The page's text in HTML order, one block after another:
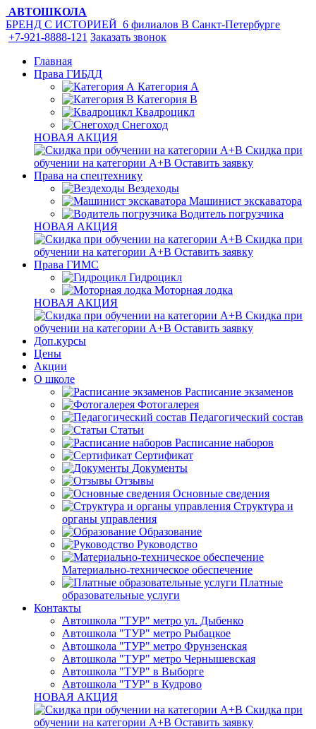
АВТОШКОЛА
БРЕНД С ИСТОРИЕЙ 6 филиалов В Санкт-Петербурге
+7-921-8888-121 Заказать звонок
Главная
Права ГИБДД
Категория A
Категория B
Квадроцикл
Снегоход
НОВАЯ АКЦИЯ
Скидка при
обучении на категории А+В Оставить заявку
Права на спецтехнику
Вездеходы
Машинист экскаватора
Водитель погрузчика
НОВАЯ АКЦИЯ
Скидка при
обучении на категории А+В Оставить заявку
Права ГИМС
Гидроцикл
Моторная лодка
НОВАЯ АКЦИЯ
Скидка при
обучении на категории А+В Оставить заявку
Доп.курсы
Цены
Акции
О школе
Расписание экзаменов
Фотогалерея
Педагогический состав
Статьи
Расписание наборов
Сертификат
Документы
Отзывы
Основные сведения
Структура и
органы управления
Образование
Руководство
Материально-техническое обеспечение
Платные
образовательные услуги
Контакты
Автошкола "ТУР" метро ул. Дыбенко
Автошкола "ТУР" метро Рыбацкое
Автошкола "ТУР" метро Фрунзенская
Автошкола "ТУР" метро Чернышевская
Автошкола "ТУР" в Выборге
Автошкола "ТУР" в Кудрово
НОВАЯ АКЦИЯ
Скидка при
обучении на категории А+В Оставить заявку